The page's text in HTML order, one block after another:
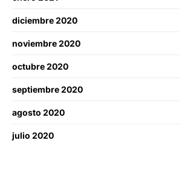
diciembre 2020
noviembre 2020
octubre 2020
septiembre 2020
agosto 2020
julio 2020